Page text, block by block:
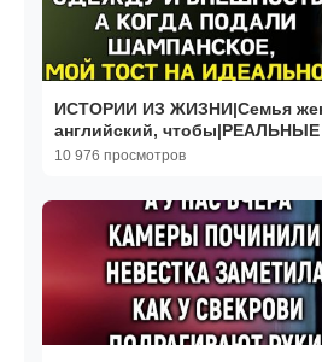
ИСТОРИИ ИЗ ЖИЗНИ|Семья
английский,
ЖИЗНЕННЫЕ ИСТОРИИ
10 976 просмотров